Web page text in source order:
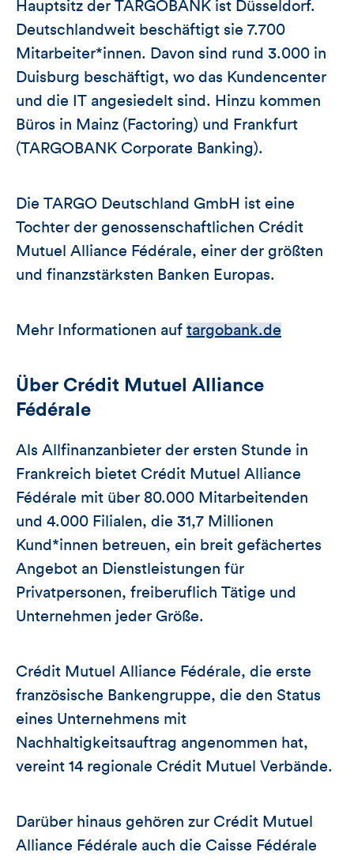
Hauptsitz der TARGOBANK ist Düsseldorf.
Deutschlandweit beschäftigt sie 7.700
Mitarbeiter*innen. Davon sind rund 3.000 in
Duisburg beschäftigt, wo das Kundencenter
und die IT angesiedelt sind. Hinzu kommen
Büros in Mainz (Factoring) und Frankfurt
(TARGOBANK Corporate Banking).
Die TARGO Deutschland GmbH ist eine
Tochter der genossenschaftlichen Crédit
Mutuel Alliance Fédérale, einer der größten
und finanzstärksten Banken Europas.
Mehr Informationen auf targobank.de
Über Crédit Mutuel Alliance
Fédérale
Als Allfinanzanbieter der ersten Stunde in
Frankreich bietet Crédit Mutuel Alliance
Fédérale mit über 80.000 Mitarbeitenden
und 4.000 Filialen, die 31,7 Millionen
Kund*innen betreuen, ein breit gefächertes
Angebot an Dienstleistungen für
Privatpersonen, freiberuflich Tätige und
Unternehmen jeder Größe.
Crédit Mutuel Alliance Fédérale, die erste
französische Bankengruppe, die den Status
eines Unternehmens mit
Nachhaltigkeitsauftrag angenommen hat,
vereint 14 regionale Crédit Mutuel Verbände.
Darüber hinaus gehören zur Crédit Mutuel
Alliance Fédérale auch die Caisse Fédérale